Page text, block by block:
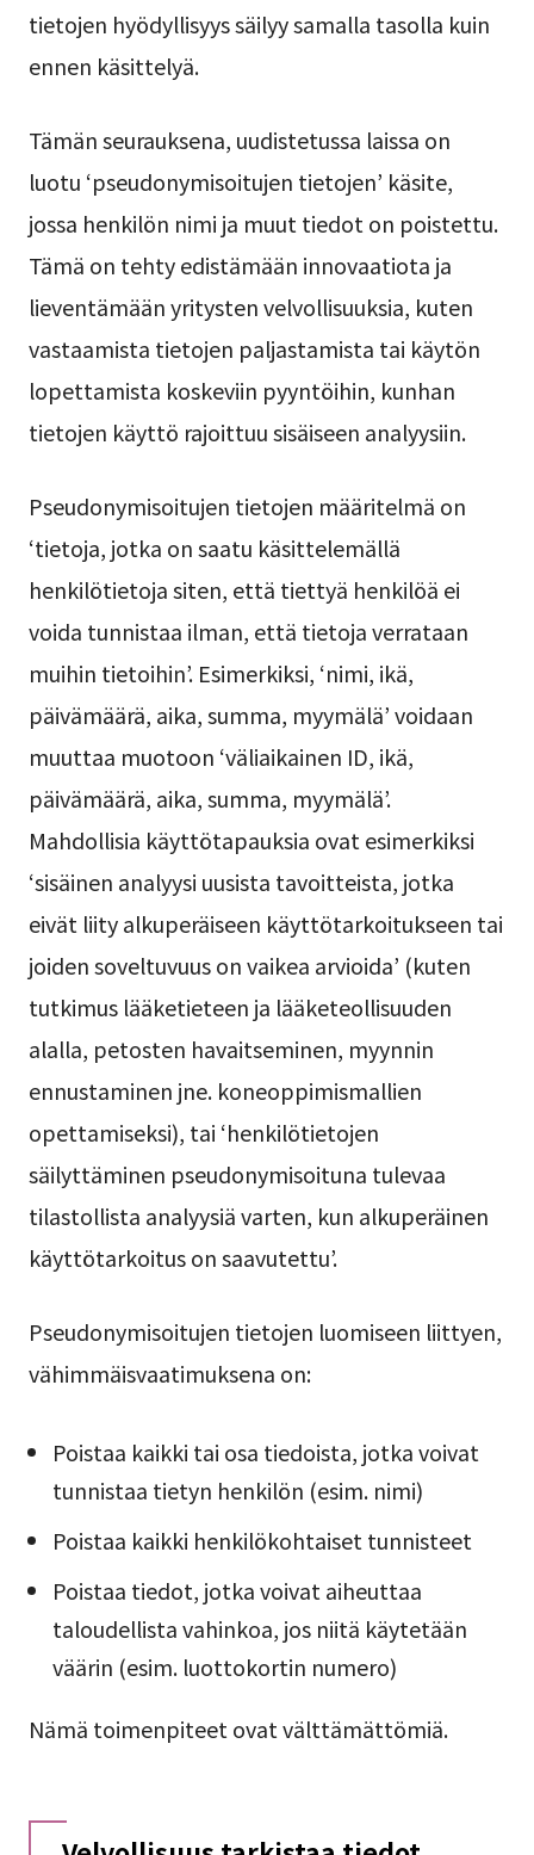
tietojen hyödyllisyys säilyy samalla tasolla kuin
ennen käsittelyä.
Tämän seurauksena, uudistetussa laissa on
luotu ‘pseudonymisoitujen tietojen’ käsite,
jossa henkilön nimi ja muut tiedot on poistettu.
Tämä on tehty edistämään innovaatiota ja
lieventämään yritysten velvollisuuksia, kuten
vastaamista tietojen paljastamista tai käytön
lopettamista koskeviin pyyntöihin, kunhan
tietojen käyttö rajoittuu sisäiseen analyysiin.
Pseudonymisoitujen tietojen määritelmä on
‘tietoja, jotka on saatu käsittelemällä
henkilötietoja siten, että tiettyä henkilöä ei
voida tunnistaa ilman, että tietoja verrataan
muihin tietoihin’. Esimerkiksi, ‘nimi, ikä,
päivämäärä, aika, summa, myymälä’ voidaan
muuttaa muotoon ‘väliaikainen ID, ikä,
päivämäärä, aika, summa, myymälä’.
Mahdollisia käyttötapauksia ovat esimerkiksi
‘sisäinen analyysi uusista tavoitteista, jotka
eivät liity alkuperäiseen käyttötarkoitukseen tai
joiden soveltuvuus on vaikea arvioida’ (kuten
tutkimus lääketieteen ja lääketeollisuuden
alalla, petosten havaitseminen, myynnin
ennustaminen jne. koneoppimismallien
opettamiseksi), tai ‘henkilötietojen
säilyttäminen pseudonymisoituna tulevaa
tilastollista analyysiä varten, kun alkuperäinen
käyttötarkoitus on saavutettu’.
Pseudonymisoitujen tietojen luomiseen liittyen,
vähimmäisvaatimuksena on:
Poistaa kaikki tai osa tiedoista, jotka voivat
tunnistaa tietyn henkilön (esim. nimi)
Poistaa kaikki henkilökohtaiset tunnisteet
Poistaa tiedot, jotka voivat aiheuttaa
taloudellista vahinkoa, jos niitä käytetään
väärin (esim. luottokortin numero)
Nämä toimenpiteet ovat välttämättömiä.